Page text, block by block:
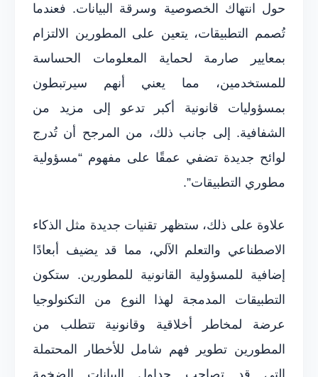
حول انتهاك الخصوصية وسرقة البيانات. فعندما
تُصمم التطبيقات، يتعين على المطورين الالتزام
بمعايير صارمة لحماية المعلومات الحساسة
للمستخدمين، مما يعني أنهم سيرتبطون
بمسؤوليات قانونية أكبر تدعو إلى مزيد من
الشفافية. إلى جانب ذلك، من المرجح أن تُدرج
لوائح جديدة تضفي عمقًا على مفهوم “مسؤولية
مطوري التطبيقات”.
علاوة على ذلك، ستظهر تقنيات جديدة مثل الذكاء
الاصطناعي والتعلم الآلي، مما قد يضيف أبعادًا
إضافية للمسؤولية القانونية للمطورين. ستكون
التطبيقات المدمجة لهذا النوع من التكنولوجيا
عرضة لمخاطر أخلاقية وقانونية تتطلب من
المطورين تطوير فهم شامل للأخطار المحتملة